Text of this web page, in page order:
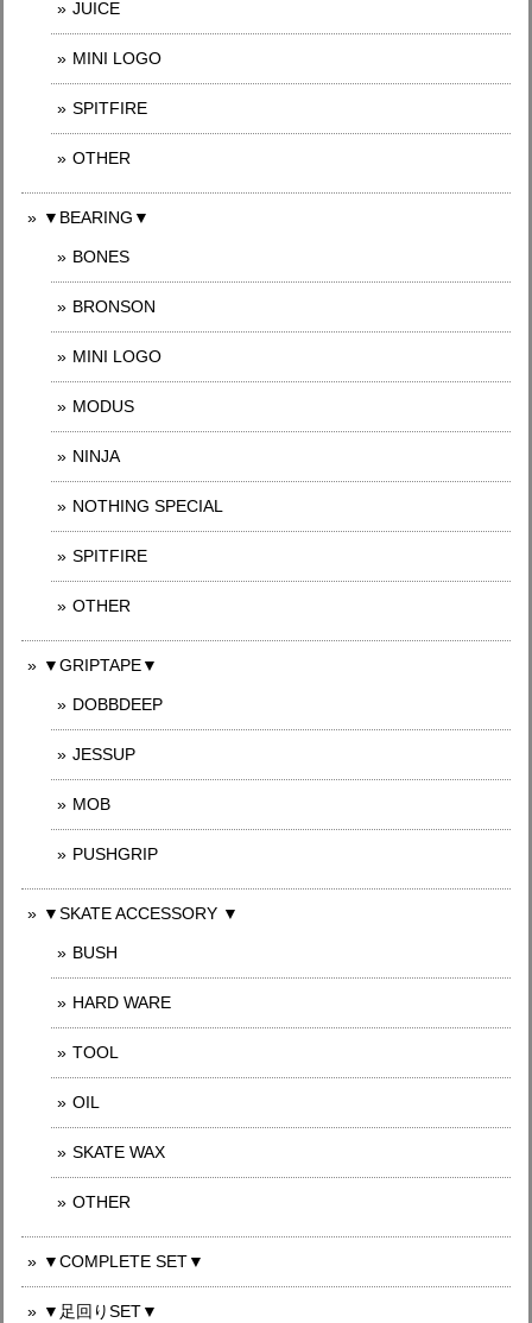
JUICE
MINI LOGO
SPITFIRE
OTHER
▼BEARING▼
BONES
BRONSON
MINI LOGO
MODUS
NINJA
NOTHING SPECIAL
SPITFIRE
OTHER
▼GRIPTAPE▼
DOBBDEEP
JESSUP
MOB
PUSHGRIP
▼SKATE ACCESSORY ▼
BUSH
HARD WARE
TOOL
OIL
SKATE WAX
OTHER
▼COMPLETE SET▼
▼足回りSET▼